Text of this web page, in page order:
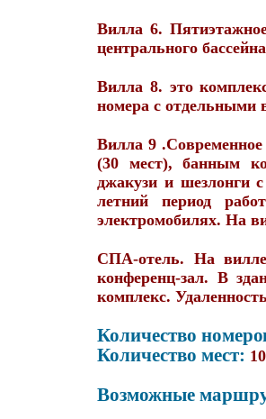
Вилла 6.
центрального
Вилла 8. это
номера с отдельными
Вилла 9 .Современное
(30 мест), банным
джакузи и шезлонги
летний период
электромобилях. На
СПА-отель. На
конференц-зал. В
комплекс.
Количество
Количество мест:
Возможные